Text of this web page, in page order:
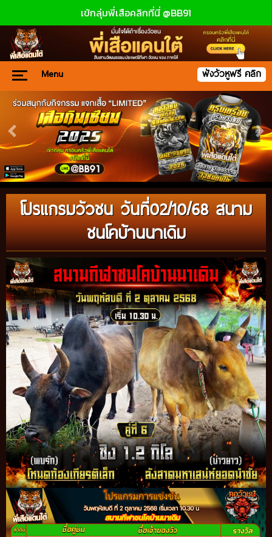
เข้กลุ่มพี่เสือคลิกที่นี่ @BB91
Menu ฟังวัวหูฟรี คลิก
โปรแกรมวัวชน วันที่02/10/68 สนาม
ชนโคบ้านนาเดิม